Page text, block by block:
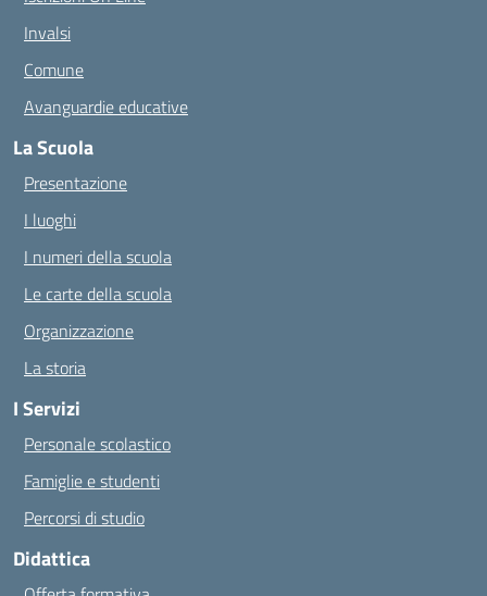
Invalsi
Comune
Avanguardie educative
La Scuola
Presentazione
I luoghi
I numeri della scuola
Le carte della scuola
Organizzazione
La storia
I Servizi
Personale scolastico
Famiglie e studenti
Percorsi di studio
Didattica